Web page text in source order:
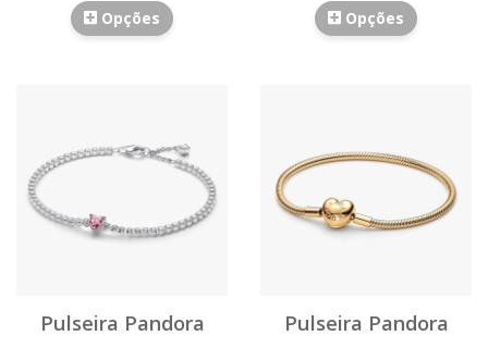
Opções Opções
Pulseira Pandora Pulseira Pandora